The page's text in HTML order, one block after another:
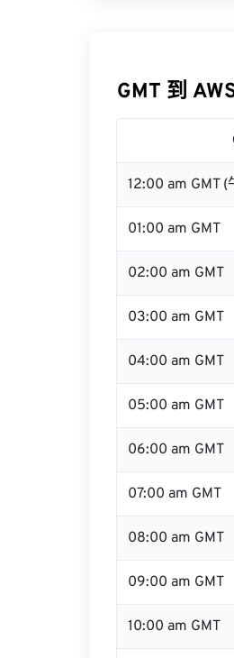
GMT 到
12:00 am GMT (
01:00 am GMT
02:00 am GMT
03:00 am GMT
04:00 am GMT
05:00 am GMT
06:00 am GMT
07:00 am GMT
08:00 am GMT
09:00 am GMT
10:00 am GMT